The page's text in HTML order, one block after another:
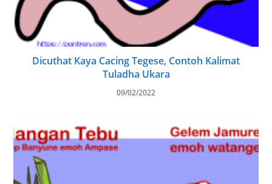
Dicuthat Kaya Cacing Tegese, Contoh Kalimat
Tuladha Ukara
09/02/2022